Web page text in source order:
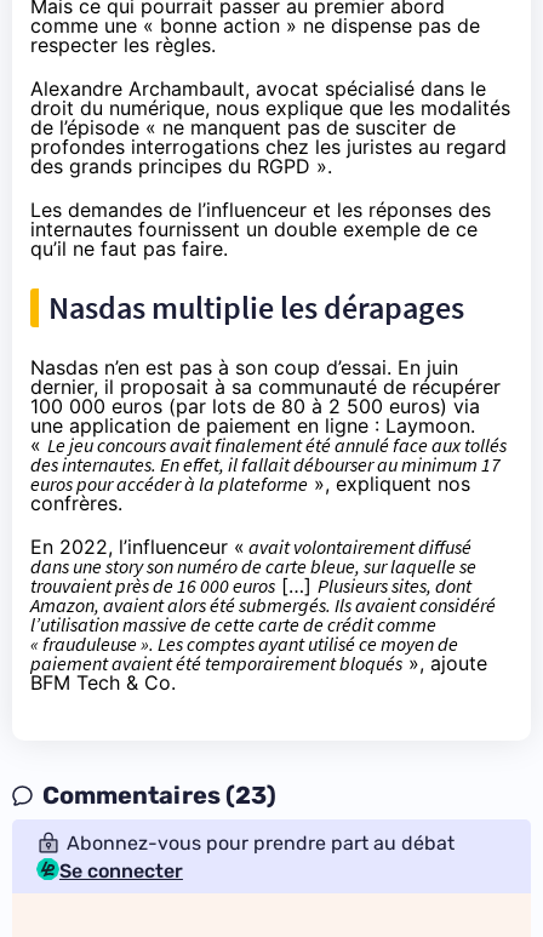
Mais ce qui pourrait passer au premier abord
comme une « bonne action » ne dispense pas de
respecter les règles.
Alexandre Archambault, avocat spécialisé dans le
droit du numérique, nous explique que les modalités
de l’épisode « ne manquent pas de susciter de
profondes interrogations chez les juristes au regard
des grands principes du RGPD ».
Les demandes de l’influenceur et les réponses des
internautes fournissent un double exemple de ce
qu’il ne faut pas faire.
Nasdas multiplie les dérapages
Nasdas n’en est pas à son coup d’essai. En juin
dernier, il proposait à sa communauté de récupérer
100 000 euros (par lots de 80 à 2 500 euros) via
une application de paiement en ligne : Laymoon.
« Le jeu concours avait finalement été annulé face aux tollés
des internautes. En effet, il fallait débourser au minimum 17
euros pour accéder à la plateforme », expliquent nos
confrères.
En 2022, l’influenceur « avait volontairement diffusé
dans une story son numéro de carte bleue, sur laquelle se
trouvaient près de 16 000 euros […] Plusieurs sites, dont
Amazon, avaient alors été submergés. Ils avaient considéré
l’utilisation massive de cette carte de crédit comme
« frauduleuse ». Les comptes ayant utilisé ce moyen de
paiement avaient été temporairement bloqués », ajoute
BFM Tech & Co.
Commentaires (23)
Abonnez-vous pour prendre part au débat
Se connecter